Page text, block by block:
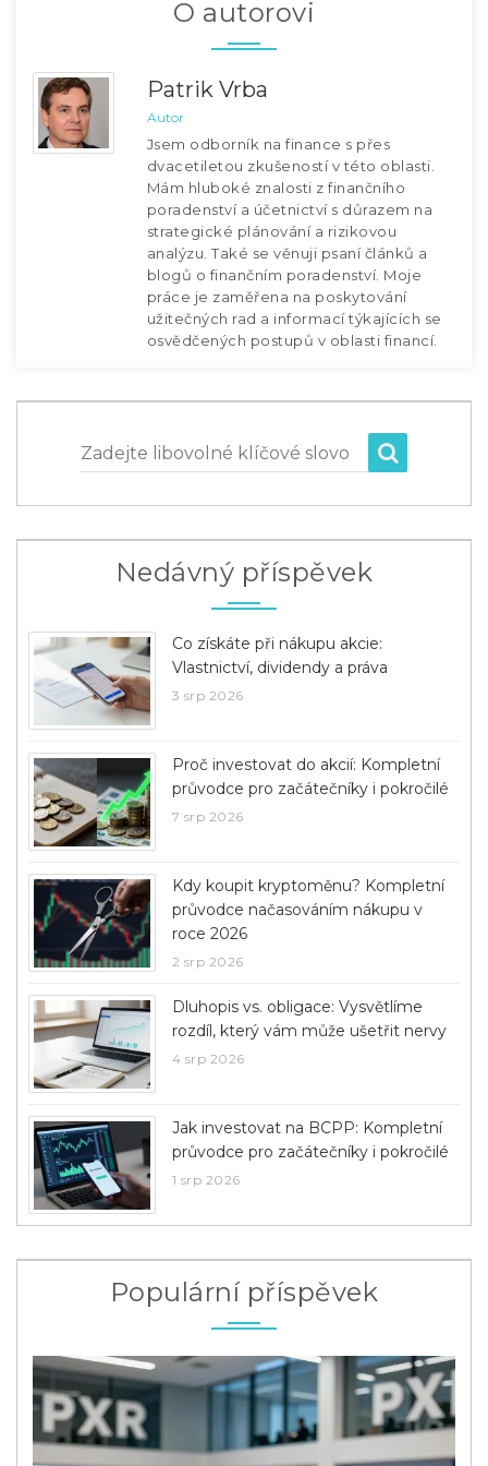
O autorovi
Patrik Vrba
Autor
Jsem odborník na finance s přes
dvacetiletou zkušeností v této oblasti.
Mám hluboké znalosti z finančního
poradenství a účetnictví s důrazem na
strategické plánování a rizikovou
analýzu. Také se věnuji psaní článků a
blogů o finančním poradenství. Moje
práce je zaměřena na poskytování
užitečných rad a informací týkajících se
osvědčených postupů v oblasti financí.
Zadejte libovolné klíčové slovo
Nedávný příspěvek
Co získáte při nákupu akcie:
Vlastnictví, dividendy a práva
3 srp 2026
Proč investovat do akcií: Kompletní
průvodce pro začátečníky i pokročilé
7 srp 2026
Kdy koupit kryptoměnu? Kompletní
průvodce načasováním nákupu v
roce 2026
2 srp 2026
Dluhopis vs. obligace: Vysvětlíme
rozdíl, který vám může ušetřit nervy
4 srp 2026
Jak investovat na BCPP: Kompletní
průvodce pro začátečníky i pokročilé
1 srp 2026
Populární příspěvek